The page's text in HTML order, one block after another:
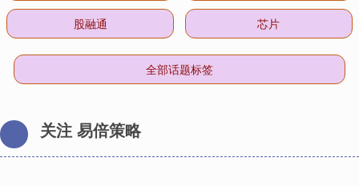
股融通 芯片
全部话题标签
关注 易倍策略